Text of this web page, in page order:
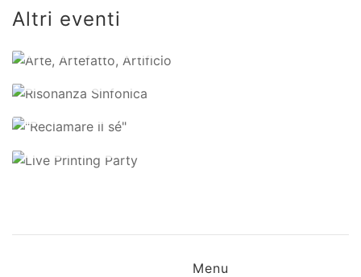
Altri eventi
Artificio
Risonanza
18 Ottobre 2023
il sé"
14 Marzo
Live
Printing
Menu